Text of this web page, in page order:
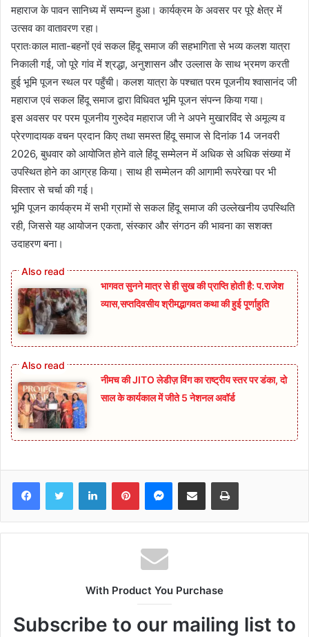
महाराज के पावन सानिध्य में सम्पन्न हुआ। कार्यक्रम के अवसर पर पूरे क्षेत्र में
उत्सव का वातावरण रहा।
प्रातःकाल माता-बहनों एवं सकल हिंदू समाज की सहभागिता से भव्य कलश यात्रा
निकाली गई, जो पूरे गांव में श्रद्धा, अनुशासन और उल्लास के साथ भ्रमण करती
हुई भूमि पूजन स्थल पर पहुँची। कलश यात्रा के पश्चात परम पूजनीय श्वासानंद जी
महाराज एवं सकल हिंदू समाज द्वारा विधिवत भूमि पूजन संपन्न किया गया।
इस अवसर पर परम पूजनीय गुरुदेव महाराज जी ने अपने मुखारविंद से अमूल्य व
प्रेरणादायक वचन प्रदान किए तथा समस्त हिंदू समाज से दिनांक 14 जनवरी
2026, बुधवार को आयोजित होने वाले हिंदू सम्मेलन में अधिक से अधिक संख्या में
उपस्थित होने का आग्रह किया। साथ ही सम्मेलन की आगामी रूपरेखा पर भी
विस्तार से चर्चा की गई।
भूमि पूजन कार्यक्रम में सभी ग्रामों से सकल हिंदू समाज की उल्लेखनीय उपस्थिति
रही, जिससे यह आयोजन एकता, संस्कार और संगठन की भावना का सशक्त
उदाहरण बना।
भागवत सुनने मात्र से ही सुख की प्राप्ति होती है: प.राजेश
व्यास,सप्तदिवसीय श्रीमद्भागवत कथा की हुई पूर्णाहुति
नीमच की JITO लेडीज़ विंग का राष्ट्रीय स्तर पर डंका, दो
साल के कार्यकाल में जीते 5 नेशनल अवॉर्ड
FacebookTwitter LinkedInPinterestMessenger
Share via Email Print
With Product You Purchase
Subscribe to our mailing list to